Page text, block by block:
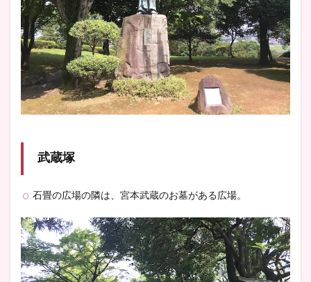
武蔵塚
石畳の広場の隣は、宮本武蔵のお墓がある広場。